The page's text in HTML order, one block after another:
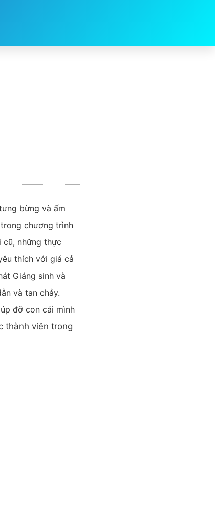
bừng và ấm
chương trình
cũ, những thực
thích với giá cả
Giáng sinh và
và tan chảy.
đỡ con cái mình
thành viên trong